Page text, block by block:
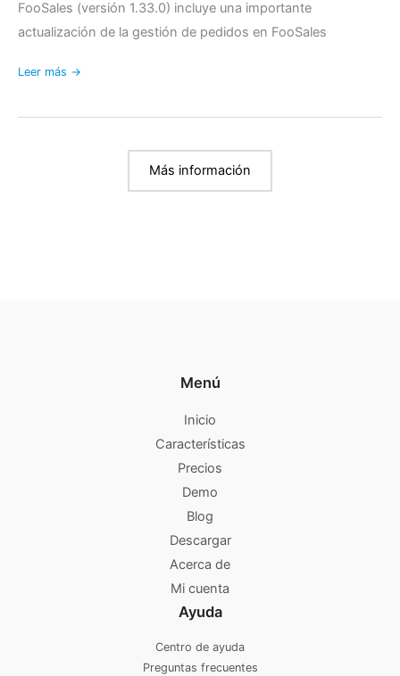
FooSales (versión 1.33.0) incluye una importante
actualización de la gestión de pedidos en FooSales
Leer más →
Más información
Menú
Inicio
Características
Precios
Demo
Blog
Descargar
Acerca de
Mi cuenta
Ayuda
Centro de ayuda
Preguntas frecuentes